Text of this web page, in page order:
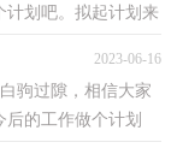
计划吧。拟起计划来
2023-06-16
过隙，相信大家
的工作做个计划